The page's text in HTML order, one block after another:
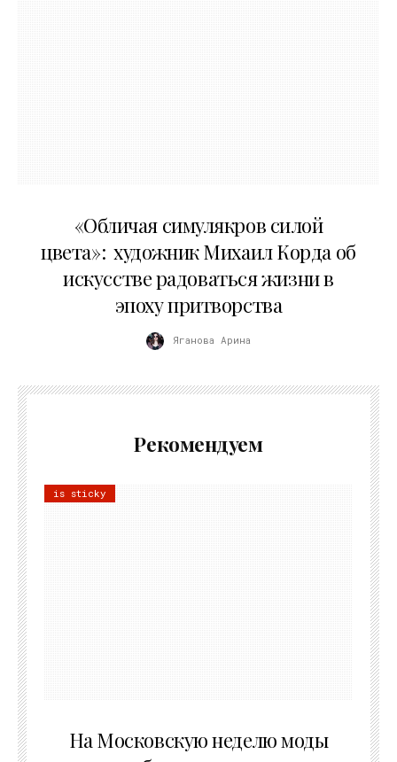
«Обличая симулякров силой
цвета»: художник Михаил Корда об
искусстве радоваться жизни в
эпоху притворства
Яганова Арина
Рекомендуем
is sticky
На Московскую неделю моды